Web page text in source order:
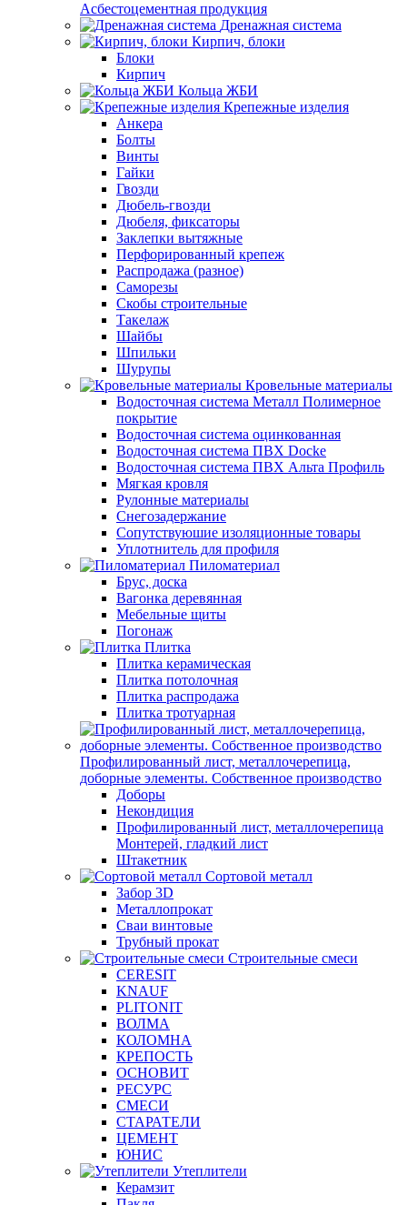
Асбестоцементная продукция
Дренажная система
Кирпич, блоки
Блоки
Кирпич
Кольца ЖБИ
Крепежные изделия
Анкера
Болты
Винты
Гайки
Гвозди
Дюбель-гвозди
Дюбеля, фиксаторы
Заклепки вытяжные
Перфорированный крепеж
Распродажа (разное)
Саморезы
Скобы строительные
Такелаж
Шайбы
Шпильки
Шурупы
Кровельные материалы
Водосточная система Металл Полимерное
покрытие
Водосточная система оцинкованная
Водосточная система ПВХ Docke
Водосточная система ПВХ Альта Профиль
Мягкая кровля
Рулонные материалы
Снегозадержание
Сопутствуюшие изоляционные товары
Уплотнитель для профиля
Пиломатериал
Брус, доска
Вагонка деревянная
Мебельные щиты
Погонаж
Плитка
Плитка керамическая
Плитка потолочная
Плитка распродажа
Плитка тротуарная
Профилированный лист, металлочерепица,
доборные элементы. Собственное производство
Доборы
Некондиция
Профилированный лист, металлочерепица
Монтерей, гладкий лист
Штакетник
Сортовой металл
Забор 3D
Металлопрокат
Сваи винтовые
Трубный прокат
Строительные смеси
CERESIT
KNAUF
PLITONIT
ВОЛМА
КОЛОМНА
КРЕПОСТЬ
ОСНОВИТ
РЕСУРС
СМЕСИ
СТАРАТЕЛИ
ЦЕМЕНТ
ЮНИС
Утеплители
Керамзит